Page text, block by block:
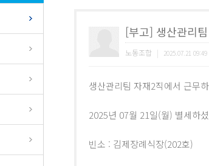
[부고] 생산관리
노동조합 | 2025.07.21 09:49
생산관리팀 자재2직에서 근무
2025년 07월 21일(월) 별세하
빈소 : 김제장례식장(202호)